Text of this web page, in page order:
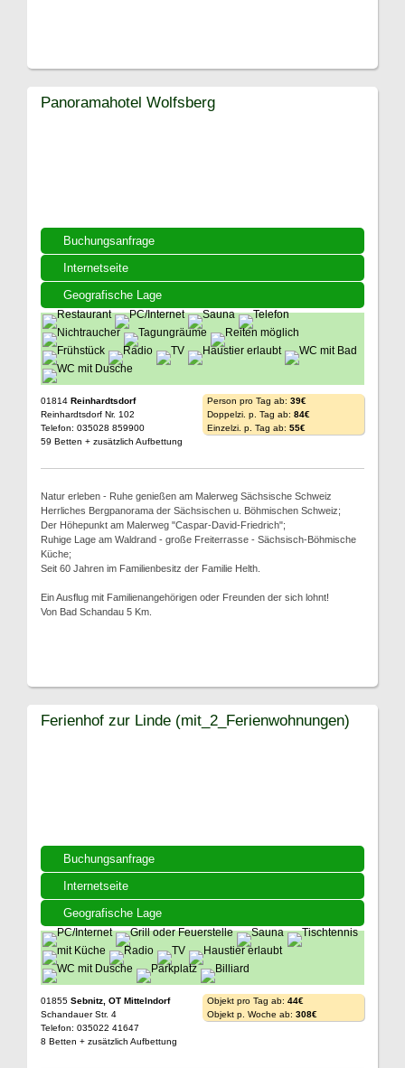
Buchungsanfrage
Internetseite
Geografische Lage
Panoramahotel Wolfsberg
01814 Reinhardtsdorf
Reinhardtsdorf Nr. 102
Telefon: 035028 859900
59 Betten + zusätzlich Aufbettung
Person pro Tag ab: 39€
Doppelzi. p. Tag ab: 84€
Einzelzi. p. Tag ab: 55€
Natur erleben - Ruhe genießen am Malerweg Sächsische Schweiz
Herrliches Bergpanorama der Sächsischen u. Böhmischen Schweiz;
Der Höhepunkt am Malerweg "Caspar-David-Friedrich";
Ruhige Lage am Waldrand - große Freiterrasse - Sächsisch-Böhmische
Küche;
Seit 60 Jahren im Familienbesitz der Familie Helth.
Ein Ausflug mit Familienangehörigen oder Freunden der sich lohnt!
Von Bad Schandau 5 Km.
Buchungsanfrage
Internetseite
Geografische Lage
Ferienhof zur Linde (mit_2_Ferienwohnungen)
01855 Sebnitz, OT Mittelndorf
Schandauer Str. 4
Telefon: 035022 41647
8 Betten + zusätzlich Aufbettung
Objekt pro Tag ab: 44€
Objekt p. Woche ab: 308€